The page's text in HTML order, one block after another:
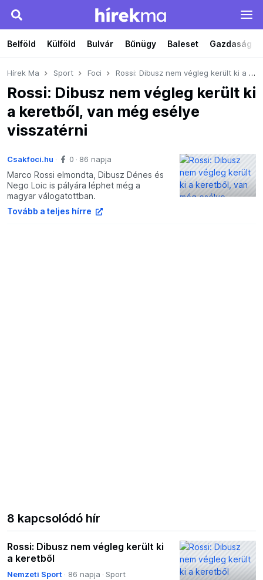
Belföld Külföld Bulvár Bűnügy Baleset Gazdaság
Hírek Ma Sport Foci Rossi: Dibusz nem végleg került ki a keretből, van még esélye visszatérni
Rossi: Dibusz nem végleg került ki
a keretből, van még esélye
visszatérni
Csakfoci.hu 0 86 napja
Marco Rossi elmondta, Dibusz Dénes és
Nego Loic is pályára léphet még a
magyar válogatottban.
Tovább a teljes hírre
8 kapcsolódó hír
Rossi: Dibusz nem végleg került ki
a keretből
Nemzeti Sport 86 napja Sport